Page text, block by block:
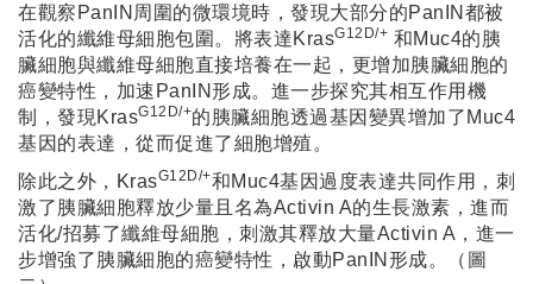
在觀察PanIN周圍的微環境時，發現大部分的PanIN都被
活化的纖維母細胞包圍。將表達KrasG12D/+ 和Muc4的胰
臟細胞與纖維母細胞直接培養在一起，更增加胰臟細胞的
癌變特性，加速PanIN形成。進一步探究其相互作用機
制，發現KrasG12D/+的胰臟細胞透過基因變異增加了Muc4
基因的表達，從而促進了細胞增殖。
除此之外，KrasG12D/+和Muc4基因過度表達共同作用，刺
激了胰臟細胞釋放少量且名為Activin A的生長激素，進而
活化/招募了纖維母細胞，刺激其釋放大量Activin A，進一
步增強了胰臟細胞的癌變特性，啟動PanIN形成。（圖